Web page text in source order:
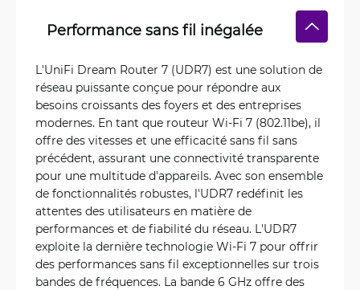
Performance sans fil inégalée
L'UniFi Dream Router 7 (UDR7) est une solution de
réseau puissante conçue pour répondre aux
besoins croissants des foyers et des entreprises
modernes. En tant que routeur Wi-Fi 7 (802.11be), il
offre des vitesses et une efficacité sans fil sans
précédent, assurant une connectivité transparente
pour une multitude d'appareils. Avec son ensemble
de fonctionnalités robustes, l'UDR7 redéfinit les
attentes des utilisateurs en matière de
performances et de fiabilité du réseau. L'UDR7
exploite la dernière technologie Wi-Fi 7 pour offrir
des performances sans fil exceptionnelles sur trois
bandes de fréquences. La bande 6 GHz offre des